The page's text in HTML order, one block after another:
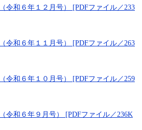
令和６年１２月号） [PDFファイル／233
令和６年１１月号） [PDFファイル／263
令和６年１０月号） [PDFファイル／259
令和６年９月号） [PDFファイル／236K